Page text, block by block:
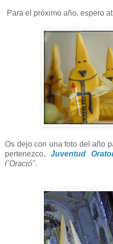
Para el próximo año, espero
Os dejo con una foto del año
pertenezco,Juventud
l`Oració".